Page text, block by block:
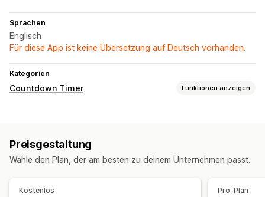
Sprachen
Englisch
Für diese App ist keine Übersetzung auf Deutsch vorhanden.
Kategorien
Countdown Timer Funktionen anzeigen
Timing-Optionen
Timer-Typ
Preisgestaltung
Wähle den Plan, der am besten zu deinem Unternehmen passt.
Kostenlos Pro-Plan